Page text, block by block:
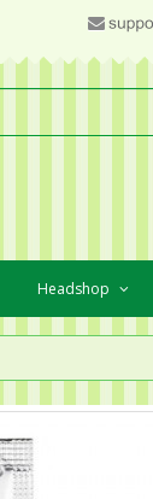
Headshop